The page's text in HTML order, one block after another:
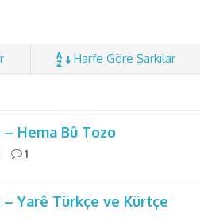
Harfe Göre Şarkılar
Hema Bû Tozo
1
Yarê Türkçe ve Kürtçe